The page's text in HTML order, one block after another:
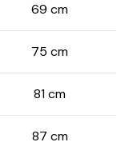
69 cm
75 cm
81 cm
87 cm